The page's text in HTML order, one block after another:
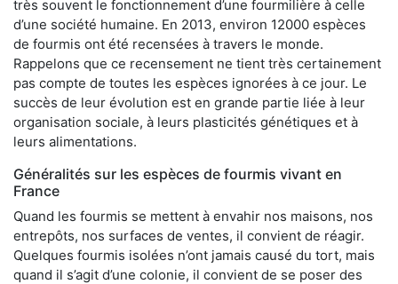
très souvent le fonctionnement d’une fourmilière à celle
d’une société humaine. En 2013, environ 12000 espèces
de fourmis ont été recensées à travers le monde.
Rappelons que ce recensement ne tient très certainement
pas compte de toutes les espèces ignorées à ce jour. Le
succès de leur évolution est en grande partie liée à leur
organisation sociale, à leurs plasticités génétiques et à
leurs alimentations.
Généralités sur les espèces de fourmis vivant en
France
Quand les fourmis se mettent à envahir nos maisons, nos
entrepôts, nos surfaces de ventes, il convient de réagir.
Quelques fourmis isolées n’ont jamais causé du tort, mais
quand il s’agit d’une colonie, il convient de se poser des